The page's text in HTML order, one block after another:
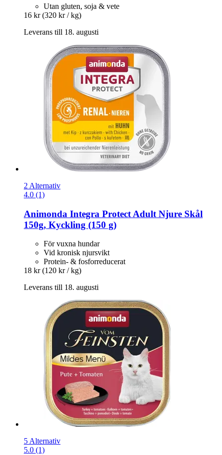
Utan gluten, soja & vete
16 kr (320 kr / kg)
Leverans till 18. augusti
2 Alternativ
4.0 (1)
Animonda Integra Protect Adult Njure Skål
150g, Kyckling (150 g)
För vuxna hundar
Vid kronisk njursvikt
Protein- & fosforreducerat
18 kr (120 kr / kg)
Leverans till 18. augusti
5 Alternativ
5.0 (1)